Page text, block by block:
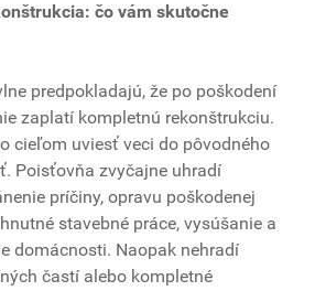
čo vám skutočne
predpokladajú, že po poškodení
zaplatí kompletnú rekonštrukciu.
cieľom uviesť veci do pôvodného
Poisťovňa zvyčajne uhradí
príčiny, opravu poškodenej
stavebné práce, vysúšanie a
domácnosti. Naopak nehradí
častí alebo kompletné